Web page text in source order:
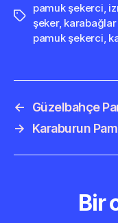
Etiketler
pamuk şekerci
şeker,
pamuk şekerci
←
Güzelbahçe
→
Karaburun
Bir